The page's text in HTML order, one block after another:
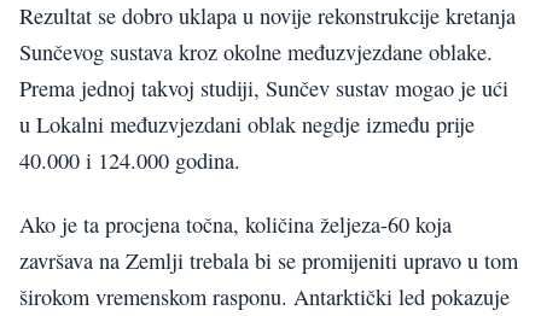
Rezultat se dobro uklapa u novije rekonstrukcije kretanja
Sunčevog sustava kroz okolne međuzvjezdane oblake.
Prema jednoj takvoj studiji, Sunčev sustav mogao je ući
u Lokalni međuzvjezdani oblak negdje između prije
40.000 i 124.000 godina.
Ako je ta procjena točna, količina željeza-60 koja
završava na Zemlji trebala bi se promijeniti upravo u tom
širokom vremenskom rasponu. Antarktički led pokazuje